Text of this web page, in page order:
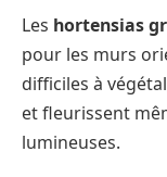
Les hortensias
pour les murs
difficiles à
et fleurissent
lumineuses.